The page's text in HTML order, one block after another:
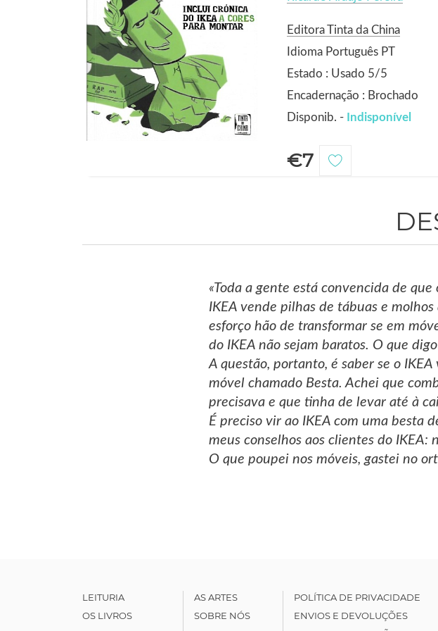
Editora Tinta da China
Idioma Português PT
Estado : Usado 5/5
Encadernação : Brochado
Disponib. - Indisponível
€7
«Toda a gente está convencida de
IKEA vende pilhas de tábuas e
esforço hão de transformar se em
do IKEA não sejam baratos. O que
A questão, portanto, é saber se o
móvel chamado Besta. Achei que
precisava e que tinha de levar até à
É preciso vir ao IKEA com uma besta
meus conselhos aos clientes do IKEA:
O que poupei nos móveis, gastei no
LEITURIA
OS LIVROS
AS ARTES
SOBRE NÓS
POLÍTICA DE PRIVACIDADE
ENVIOS E DEVOLUÇÕES